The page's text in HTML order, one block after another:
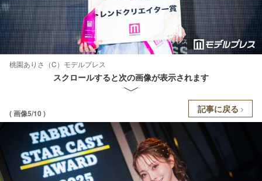
桃園ありさ（C）モデルプレス
スクロールすると次の画像が表示されます
( 画像5/10 ) 記事に戻る